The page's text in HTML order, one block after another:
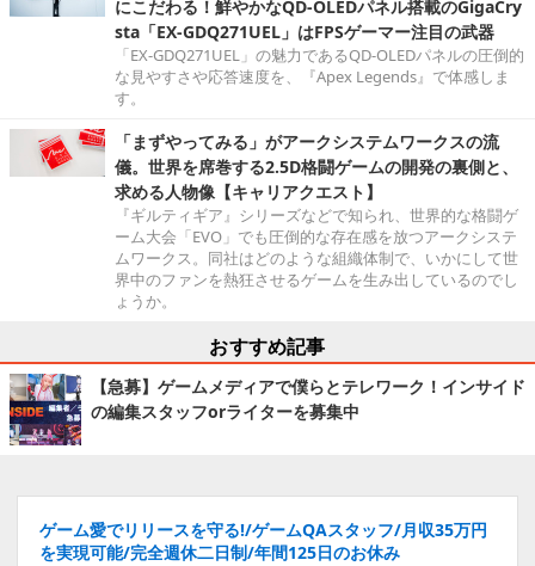
にこだわる！鮮やかなQD-OLEDパネル搭載のGigaCry
sta「EX-GDQ271UEL」はFPSゲーマー注目の武器
「EX-GDQ271UEL」の魅力であるQD-OLEDパネルの圧倒的
な見やすさや応答速度を、『Apex Legends』で体感しま
す。
「まずやってみる」がアークシステムワークスの流
儀。世界を席巻する2.5D格闘ゲームの開発の裏側と、
求める人物像【キャリアクエスト】
『ギルティギア』シリーズなどで知られ、世界的な格闘ゲ
ーム大会「EVO」でも圧倒的な存在感を放つアークシステ
ムワークス。同社はどのような組織体制で、いかにして世
界中のファンを熱狂させるゲームを生み出しているのでし
ょうか。
おすすめ記事
【急募】ゲームメディアで僕らとテレワーク！インサイド
の編集スタッフorライターを募集中
ゲーム愛でリリースを守る!/ゲームQAスタッフ/月収35万円
を実現可能/完全週休二日制/年間125日のお休み